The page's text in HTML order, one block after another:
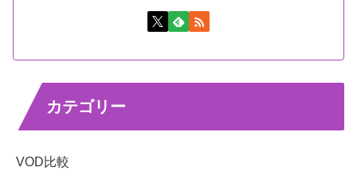
カテゴリー
VOD比較